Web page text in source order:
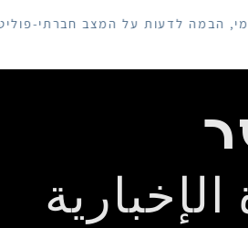
הבמה לדעות על המצב חברתי-